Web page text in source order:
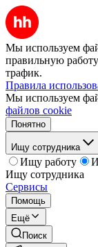
Мы используем
правильную
трафик.
Правила
Мы используем
файлов cookie
Понятно
Ищу сотрудника
Ищу работу
Ищу сотрудника
Сервисы
Помощь
Ещё
Поиск